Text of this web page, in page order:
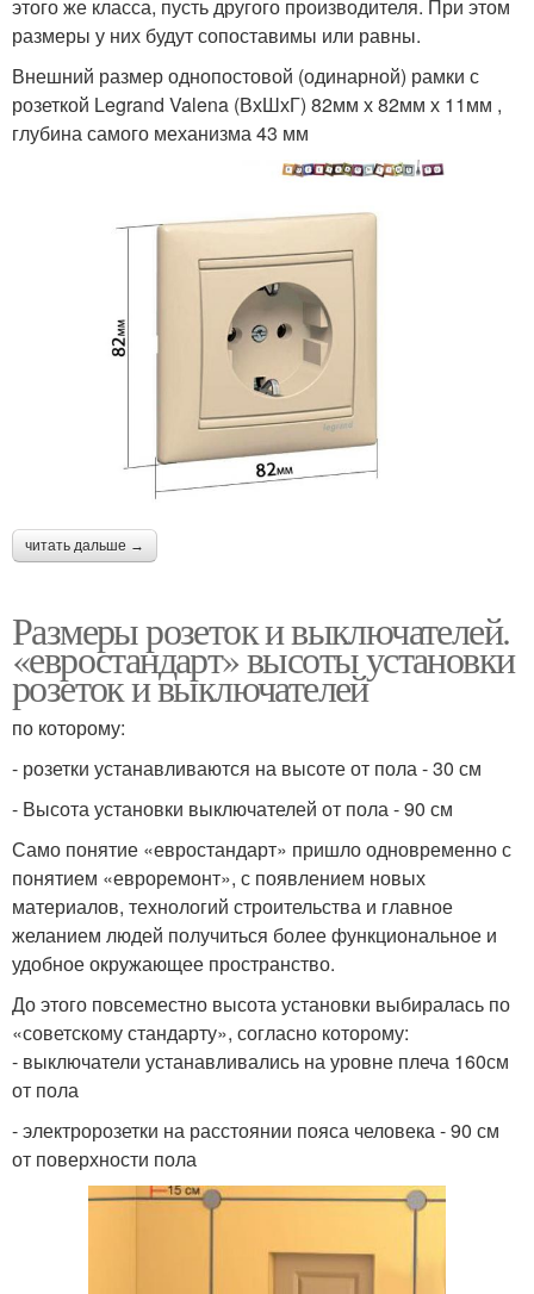
этого же класса, пусть другого производителя. При этом
размеры у них будут сопоставимы или равны.
Внешний размер однопостовой (одинарной) рамки с
розеткой Legrand Valena (ВхШхГ) 82мм х 82мм х 11мм ,
глубина самого механизма 43 мм
читать дальше →
Размеры розеток и выключателей.
«евростандарт» высоты установки
розеток и выключателей
по которому:
- розетки устанавливаются на высоте от пола - 30 см
- Высота установки выключателей от пола - 90 см
Само понятие «евростандарт» пришло одновременно с
понятием «евроремонт», с появлением новых
материалов, технологий строительства и главное
желанием людей получиться более функциональное и
удобное окружающее пространство.
До этого повсеместно высота установки выбиралась по
«советскому стандарту», согласно которому:
- выключатели устанавливались на уровне плеча 160см
от пола
- электророзетки на расстоянии пояса человека - 90 см
от поверхности пола